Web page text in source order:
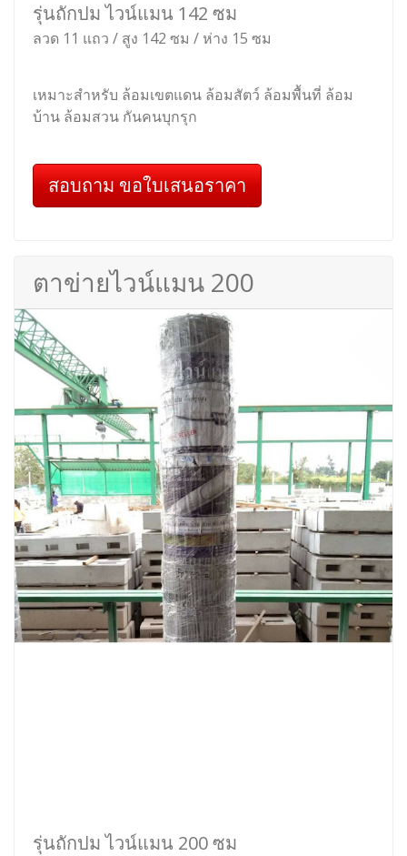
รุ่นถักปม ไวน์แมน 142 ซม
ลวด 11 แถว / สูง 142 ซม / ห่าง 15 ซม
เหมาะสำหรับ ล้อมเขตแดน ล้อมสัตว์ ล้อมพื้นที่ ล้อม
บ้าน ล้อมสวน กันคนบุกรุก
สอบถาม ขอใบเสนอราคา
ตาข่ายไวน์แมน 200
รุ่นถักปม ไวน์แมน 200 ซม